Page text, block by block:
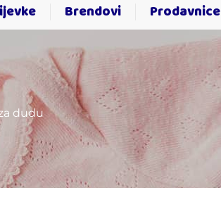
Brendovi Prodavnice
dudu